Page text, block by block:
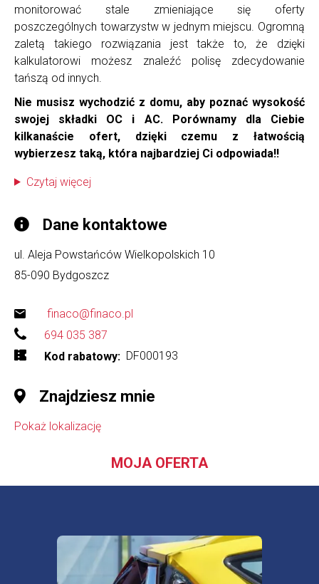
monitorować stale zmieniające się oferty
poszczególnych towarzystw w jednym miejscu. Ogromną
zaletą takiego rozwiązania jest także to, że dzięki
kalkulatorowi możesz znaleźć polisę zdecydowanie
tańszą od innych.
Nie musisz wychodzić z domu, aby poznać wysokość
swojej składki OC i AC. Porównamy dla Ciebie
kilkanaście ofert, dzięki czemu z łatwością
wybierzesz taką, która najbardziej Ci odpowiada!!
Czytaj więcej
Dane kontaktowe
ul. Aleja Powstańców Wielkopolskich 10
85-090 Bydgoszcz
finaco@finaco.pl
694 035 387
Kod rabatowy
DF000193
Znajdziesz mnie
Pokaż lokalizację
MOJA OFERTA